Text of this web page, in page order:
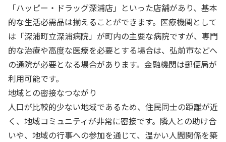
「ハッピー・ドラッグ深浦店」といった店舗があり、基本
的な生活必需品は揃えることができます。医療機関として
は「深浦町立深浦病院」が町内の主要な病院ですが、専門
的な治療や高度な医療を必要とする場合は、弘前市などへ
の通院が必要となる場合があります。金融機関は郵便局が
利用可能です。
地域との密接なつながり
人口が比較的少ない地域であるため、住民同士の距離が近
く、地域コミュニティが非常に密接です。隣人との助け合
いや、地域の行事への参加を通じて、温かい人間関係を築